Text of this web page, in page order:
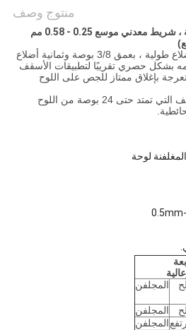
منتوج وصف
نظرًا لبنائه الثقيل مع سبعة أضلاع طولية ، بعمق 3/8 بوصة وثمانية أضلاع
بشكل حصري تقريبًا لتطبيقات الأسقف
بإغلاق ممتاز للجص على اللوح
لا يُنصح عمومًا بتركيبات الأسقف التي تمتد حتى 24 بوصة من اللوح
المجلفن
المجلفن
المجلفن